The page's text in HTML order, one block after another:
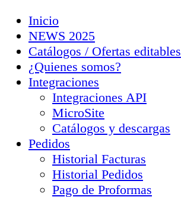
Inicio
NEWS 2025
Catálogos / Ofertas editables
¿Quienes somos?
Integraciones
Integraciones API
MicroSite
Catálogos y descargas
Pedidos
Historial Facturas
Historial Pedidos
Pago de Proformas